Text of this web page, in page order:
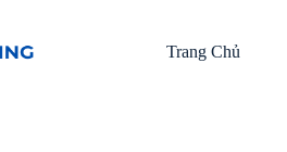
Trang Chủ